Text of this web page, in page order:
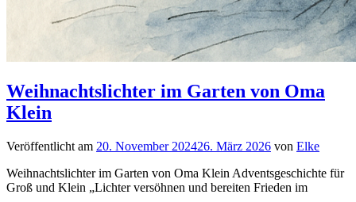
Weihnachtslichter im Garten von Oma
Klein
Veröffentlicht am 20. November 202426. März 2026 von Elke
Weihnachtslichter im Garten von Oma Klein Adventsgeschichte für
Groß und Klein „Lichter versöhnen und bereiten Frieden im